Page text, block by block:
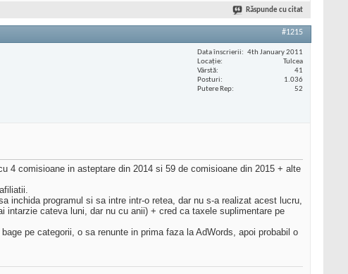
Răspunde cu citat
#1215
Data înscrierii
4th January 2011
Locaţie
Tulcea
Vârstă
41
Posturi
1.036
Putere Rep
52
4 comisioane in asteptare din 2014 si 59 de comisioane din 2015 + alte
inchida programul si sa intre intr-o retea, dar nu s-a realizat acest lucru,
intarzie cateva luni, dar nu cu anii) + cred ca taxele suplimentare pe
pe categorii, o sa renunte in prima faza la AdWords, apoi probabil o